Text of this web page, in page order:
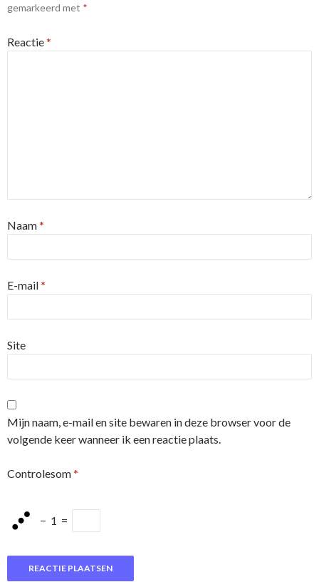
gemarkeerd met *
Reactie*
Naam*
E-mail*
Site
Mijn naam, e-mail en site bewaren in deze browser voor de
volgende keer wanneer ik een reactie plaats.
Controlesom*
− 1 =